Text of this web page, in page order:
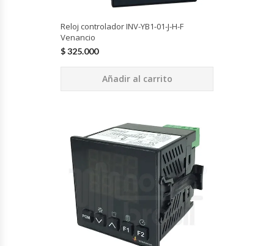
Congeladoras Tapa De Vidrio
Congeladoras Tapa Dura
Congeladores Verticales
Cortadoras De Fiambre
Cortadoras De Huesos
Dispensadores De Salsas
Reloj controlador INV-YB1-01-J-H-F
Venancio
$325.000
Añadir al carrito